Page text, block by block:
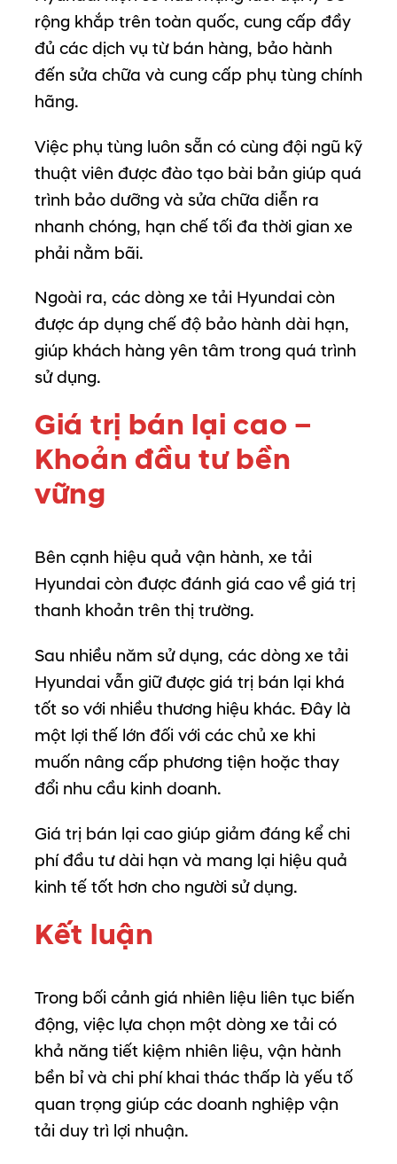
rộng khắp trên toàn quốc, cung cấp đầy
đủ các dịch vụ từ bán hàng, bảo hành
đến sửa chữa và cung cấp phụ tùng chính
hãng.
Việc phụ tùng luôn sẵn có cùng đội ngũ kỹ
thuật viên được đào tạo bài bản giúp quá
trình bảo dưỡng và sửa chữa diễn ra
nhanh chóng, hạn chế tối đa thời gian xe
phải nằm bãi.
Ngoài ra, các dòng xe tải Hyundai còn
được áp dụng chế độ bảo hành dài hạn,
giúp khách hàng yên tâm trong quá trình
sửdụng.
Giá trị bán lạicao –
Khoảnđầutư bền
vững
Bên cạnh hiệu quả vận hành, xe tải
Hyundai còn được đánh giá cao về giá trị
thanh khoản trên thị trường.
Sau nhiều năm sửdụng, các dòng xe tải
Hyundai vẫn giữđược giá trị bán lại khá
tốt so với nhiều thương hiệu khác. Đây là
một lợi thế lớn đối với các chủ xe khi
muốn nâng cấp phương tiện hoặc thay
đổi nhu cầu kinh doanh.
Giá trị bán lại cao giúp giảm đáng kể chi
phíđầu tưdài hạn và mang lại hiệu quả
kinh tế tốt hơn cho người sửdụng.
Kết luận
Trong bối cảnh giá nhiên liệu liên tục biến
động, việc lựa chọn một dòng xe tải có
khả năng tiết kiệm nhiên liệu, vận hành
bền bỉvà chi phí khai thác thấp là yếu tố
quan trọng giúp các doanh nghiệp vận
tải duy trì lợi nhuận.